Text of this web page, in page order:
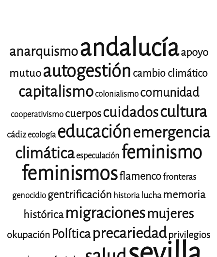
anarquismoandalucíaapoyo
mutuoautogestión cambio climático
capitalismocolonialismocomunidad
cooperativismocuerposcuidadoscultura
cádizecología educaciónemergencia
climáticaespeculación feminismo
feminismosflamencofronteras
genocidiogentrificación historialucha memoria
histórica migracionesmujeres
okupaciónPolíticaprecariedadprivilegios